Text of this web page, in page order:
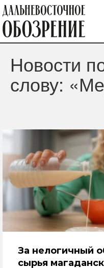
Новости
слову:
За нелогичный
сырья